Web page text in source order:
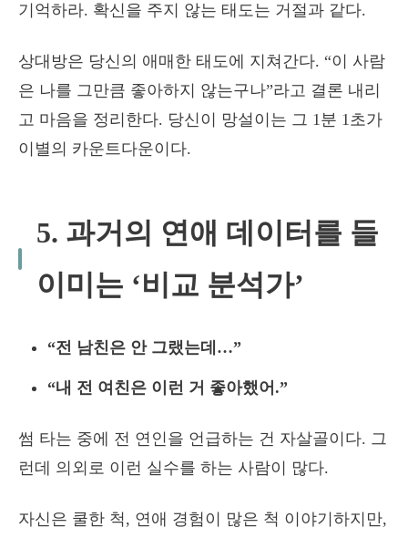
기억하라. 확신을 주지 않는 태도는 거절과 같다.
상대방은 당신의 애매한 태도에 지쳐간다. “이 사람
은 나를 그만큼 좋아하지 않는구나”라고 결론 내리
고 마음을 정리한다. 당신이 망설이는 그 1분 1초가
이별의 카운트다운이다.
5. 과거의 연애 데이터를 들
이미는 ‘비교 분석가’
“전 남친은 안 그랬는데…”
“내 전 여친은 이런 거 좋아했어.”
썸 타는 중에 전 연인을 언급하는 건 자살골이다. 그
런데 의외로 이런 실수를 하는 사람이 많다.
자신은 쿨한 척, 연애 경험이 많은 척 이야기하지만,